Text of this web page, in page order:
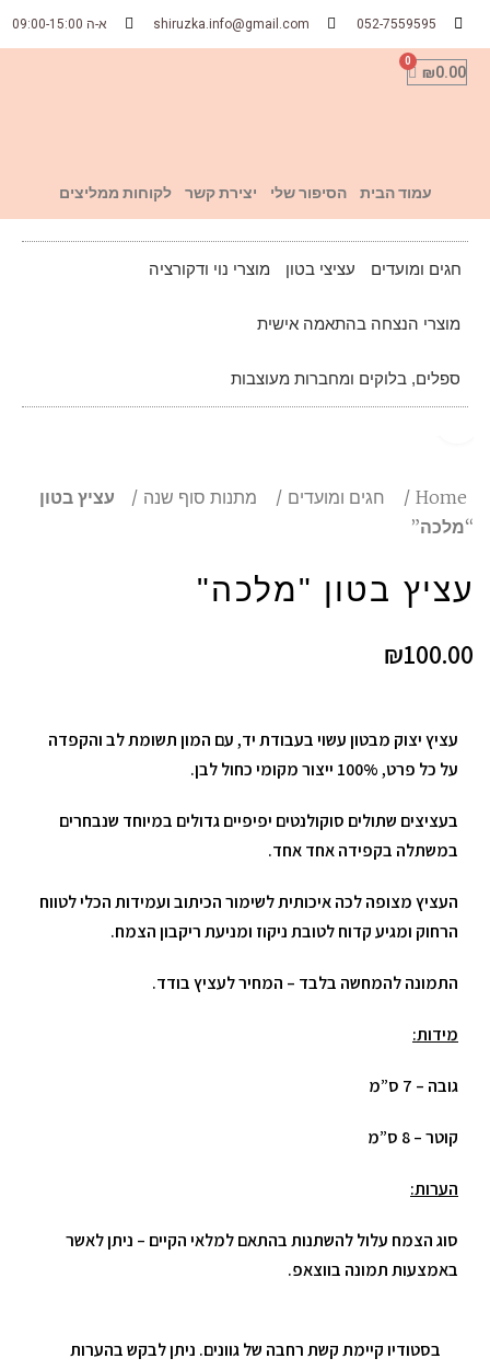
052-7559595
shiruzka.info@gmail.com א-ה 09:00-15:00
₪0.00
עמוד הבית הסיפור שלי יצירת קשר לקוחות ממליצים
חגים ומועדים עציצי בטון מוצרי נוי ודקורציה
מוצרי הנצחה בהתאמה אישית
ספלים, בלוקים ומחברות מעוצבות
Home חגים ומועדים מתנות סוף שנה
עציץ בטון
“מלכה”
עציץ בטון "מלכה"
₪100.00
עציץ יצוק מבטון עשוי בעבודת יד, עם המון תשומת לב והקפדה
על כל פרט, 100% ייצור מקומי כחול לבן.
בעציצים שתולים סוקולנטים יפיפיים גדולים במיוחד שנבחרים
במשתלה בקפידה אחד אחד.
העציץ מצופה לכה איכותית לשימור הכיתוב ועמידות הכלי לטווח
הרחוק ומגיע קדוח לטובת ניקוז ומניעת ריקבון הצמח.
התמונה להמחשה בלבד – המחיר לעציץ בודד.
מידות:
גובה – 7 ס”מ
קוטר – 8 ס”מ
הערות:
סוג הצמח עלול להשתנות בהתאם למלאי הקיים – ניתן לאשר
באמצעות תמונה בווצאפ.
בסטודיו קיימת קשת רחבה של גוונים. ניתן לבקש בהערות